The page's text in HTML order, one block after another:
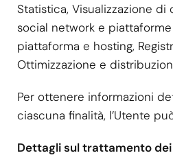
Statistica, Visualizzazione
social network e
piattaforma e hosting,
Ottimizzazione e
Per ottenere informazioni
ciascuna finalità, l’Utente
Dettagli sul trattamento dei